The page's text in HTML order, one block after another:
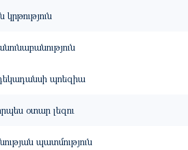
պոեզիա
օտար լեզու
պատմություն